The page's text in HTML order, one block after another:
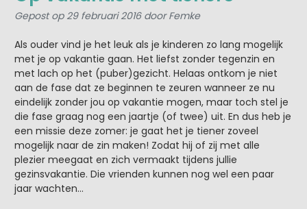
Gepost op 29 februari 2016 door Femke
Als ouder vind je het leuk als je kinderen zo lang mogelijk
met je op vakantie gaan. Het liefst zonder tegenzin en
met lach op het (puber)gezicht. Helaas ontkom je niet
aan de fase dat ze beginnen te zeuren wanneer ze nu
eindelijk zonder jou op vakantie mogen, maar toch stel je
die fase graag nog een jaartje (of twee) uit. En dus heb je
een missie deze zomer: je gaat het je tiener zoveel
mogelijk naar de zin maken! Zodat hij of zij met alle
plezier meegaat en zich vermaakt tijdens jullie
gezinsvakantie. Die vrienden kunnen nog wel een paar
jaar wachten…